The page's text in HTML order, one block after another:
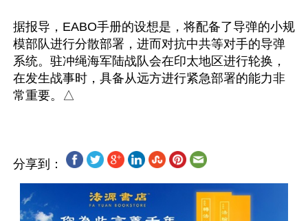
据报导，EABO手册的设想是，将配备了导弹的小规
模部队进行分散部署，进而对抗中共等对手的导弹
系统。驻冲绳海军陆战队会在印太地区进行轮换，
在发生战事时，具备从远方进行紧急部署的能力非
分享到：